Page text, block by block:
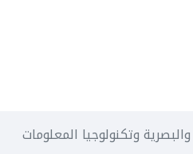
وتكنولوجيا المعلومات